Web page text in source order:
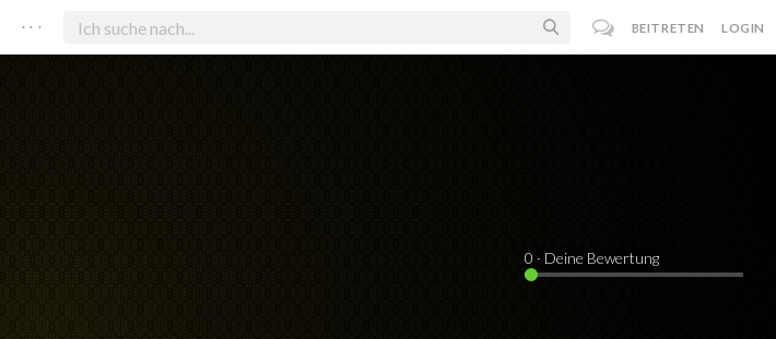
. . . BEITRETEN LOGIN
0 · Deine Bewertung